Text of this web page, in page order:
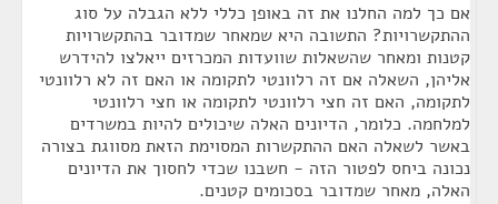
אם כך למה החלנו את זה באופן כללי ללא הגבלה על סוג
ההתקשרויות? התשובה היא שמאחר שמדובר בהתקשרויות
קטנות ומאחר שהשאלות שוועדות המכרזים ייאלצו להידרש
אליהן, השאלה אם זה רלוונטי לתקומה או האם זה לא רלוונטי
לתקומה, האם זה חצי רלוונטי לתקומה או חצי רלוונטי
למלחמה. כלומר, הדיונים האלה שיכולים להיות במשרדים
באשר לשאלה האם ההתקשרות המסוימת הזאת מסווגת בצורה
נכונה ביחס לפטור הזה - חשבנו שכדי לחסוך את הדיונים
האלה, מאחר שמדובר בסכומים קטנים.